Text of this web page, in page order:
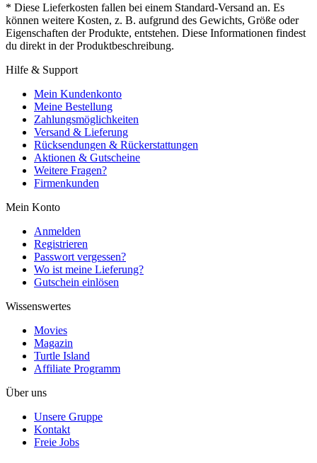
* Diese Lieferkosten fallen bei einem Standard-Versand an. Es
können weitere Kosten, z. B. aufgrund des Gewichts, Größe oder
Eigenschaften der Produkte, entstehen. Diese Informationen findest
du direkt in der Produktbeschreibung.
Hilfe & Support
Mein Kundenkonto
Meine Bestellung
Zahlungsmöglichkeiten
Versand & Lieferung
Rücksendungen & Rückerstattungen
Aktionen & Gutscheine
Weitere Fragen?
Firmenkunden
Mein Konto
Anmelden
Registrieren
Passwort vergessen?
Wo ist meine Lieferung?
Gutschein einlösen
Wissenswertes
Movies
Magazin
Turtle Island
Affiliate Programm
Über uns
Unsere Gruppe
Kontakt
Freie Jobs